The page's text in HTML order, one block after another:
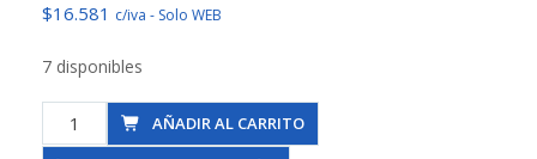
$16.581 c/iva - Solo WEB
7 disponibles
Brida
Soldar
AÑADIR AL CARRITO